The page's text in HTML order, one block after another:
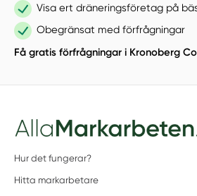
Visa ert dräneringsföretag på
Obegränsat med förfrågningar
Få gratis förfrågningar i Kronoberg
Hur det fungerar?
Hitta markarbetare